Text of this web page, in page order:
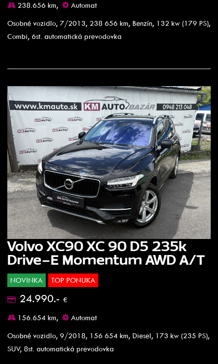
238.656 km,
Automat
Osobné vozidlo, 7/2013, 238 656 km, Benzín, 132 kw (179 PS),
Combi, 6st. automatická prevodovka
Volvo XC90 XC 90 D5 235k
Drive-E Momentum AWD A/T
NOVINKA TOP PONUKA
24.990.- €
156.654 km,
Automat
Osobné vozidlo, 9/2018, 156 654 km, Diesel, 173 kw (235 PS),
SUV, 8st. automatická prevodovka